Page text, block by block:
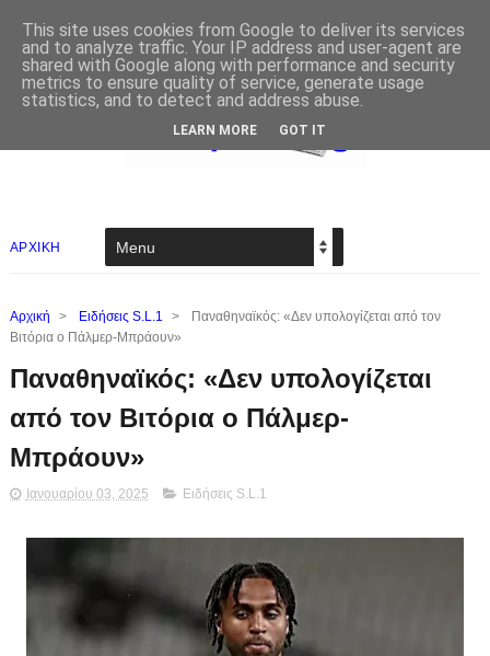
ΑΡΧΙΚΗ
Αρχική > Ειδήσεις S.L.1 >
Παναθηναϊκός: «Δεν υπολογίζεται από τον
Βιτόρια ο Πάλμερ-Μπράουν»
Παναθηναϊκός: «Δεν υπολογίζεται
από τον Βιτόρια ο Πάλμερ-
Μπράουν»
Ιανουαρίου 03, 2025 Ειδήσεις S.L.1
This site uses cookies from Google to deliver its services
and to analyze traffic. Your IP address and user-agent are
shared with Google along with performance and security
metrics to ensure quality of service, generate usage
statistics, and to detect and address abuse.
LEARN MORE GOT IT